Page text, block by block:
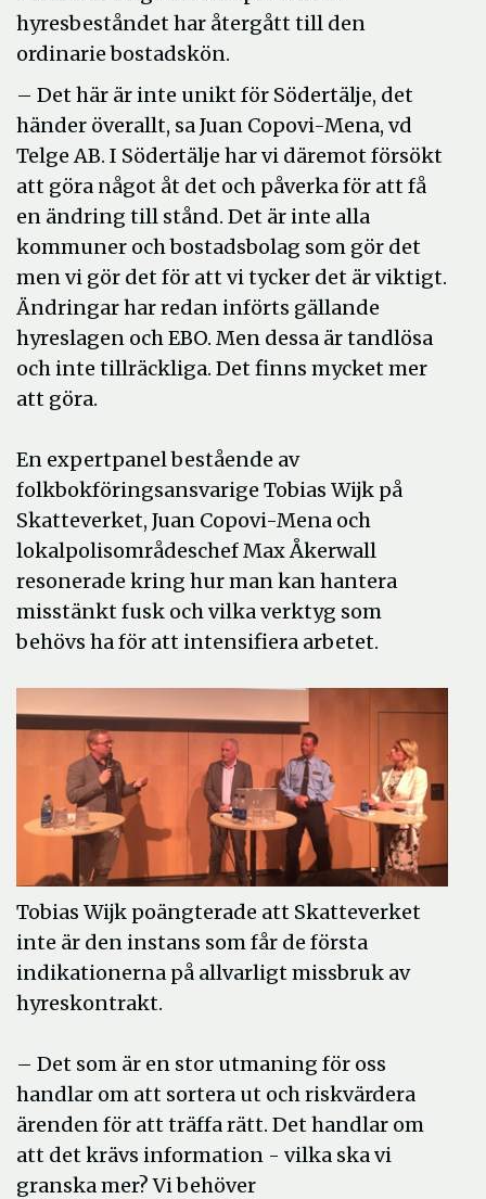
hyresbeståndet har återgått till den
ordinarie bostadskön.
– Det här är inte unikt för Södertälje, det
händer överallt, sa Juan Copovi-Mena, vd
Telge AB. I Södertälje har vi däremot försökt
att göra något åt det och påverka för att få
en ändring till stånd. Det är inte alla
kommuner och bostadsbolag som gör det
men vi gör det för att vi tycker det är viktigt.
Ändringar har redan införts gällande
hyreslagen och EBO. Men dessa är tandlösa
och inte tillräckliga. Det finns mycket mer
att göra.
En expertpanel bestående av
folkbokföringsansvarige Tobias Wijk på
Skatteverket, Juan Copovi-Mena och
lokalpolisområdeschef Max Åkerwall
resonerade kring hur man kan hantera
misstänkt fusk och vilka verktyg som
behövs ha för att intensifiera arbetet.
Tobias Wijk poängterade att Skatteverket
inte är den instans som får de första
indikationerna på allvarligt missbruk av
hyreskontrakt.
– Det som är en stor utmaning för oss
handlar om att sortera ut och riskvärdera
ärenden för att träffa rätt. Det handlar om
att det krävs information - vilka ska vi
granska mer? Vi behöver